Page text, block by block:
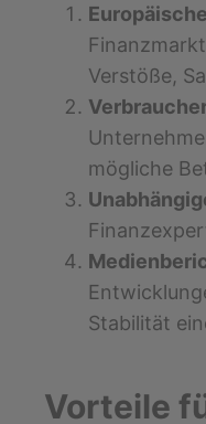
Verstöße,
mögliche
Stabilität
Vorteile